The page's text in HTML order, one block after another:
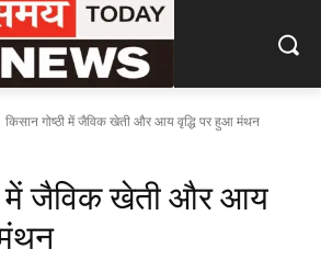
किसान गोष्ठी में जैविक खेती और आय वृद्धि पर हुआ मंथन
में जैविक खेती और आय